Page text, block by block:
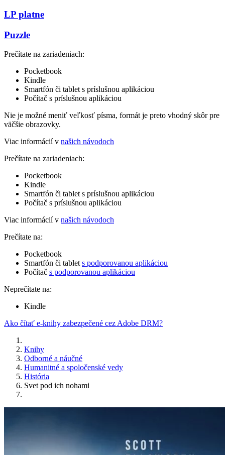
LP platne
Puzzle
Prečítate na zariadeniach:
Pocketbook
Kindle
Smartfón či tablet s príslušnou aplikáciou
Počítač s príslušnou aplikáciou
Nie je možné meniť veľkosť písma, formát je preto vhodný skôr pre
väčšie obrazovky.
Viac informácií v našich návodoch
Prečítate na zariadeniach:
Pocketbook
Kindle
Smartfón či tablet s príslušnou aplikáciou
Počítač s príslušnou aplikáciou
Viac informácií v našich návodoch
Prečítate na:
Pocketbook
Smartfón či tablet s podporovanou aplikáciou
Počítač s podporovanou aplikáciou
Neprečítate na:
Kindle
Ako čítať e-knihy zabezpečené cez Adobe DRM?
Knihy
Odborné a náučné
Humanitné a spoločenské vedy
História
Svet pod ich nohami